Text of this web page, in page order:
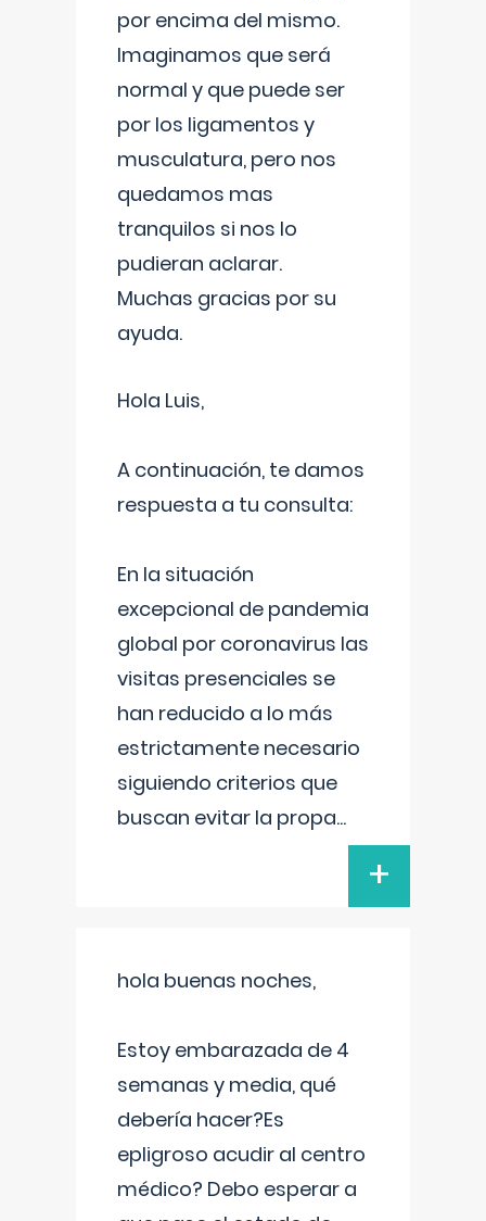
por encima del mismo.
Imaginamos que será
normal y que puede ser
por los ligamentos y
musculatura, pero nos
quedamos mas
tranquilos si nos lo
pudieran aclarar.
Muchas gracias por su
ayuda.
Hola Luis,
A continuación, te damos
respuesta a tu consulta:
En la situación
excepcional de pandemia
global por coronavirus las
visitas presenciales se
han reducido a lo más
estrictamente necesario
siguiendo criterios que
buscan evitar la propa...
+
hola buenas noches,
Estoy embarazada de 4
semanas y media, qué
debería hacer?Es
epligroso acudir al centro
médico? Debo esperar a